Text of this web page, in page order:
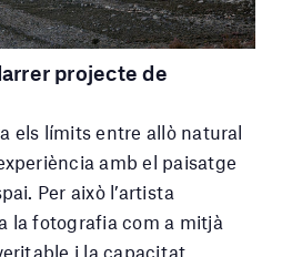
projecte de
els límits entre allò natural
amb el paisatge
Per això l’artista
la fotografia com a mitjà
i la capacitat